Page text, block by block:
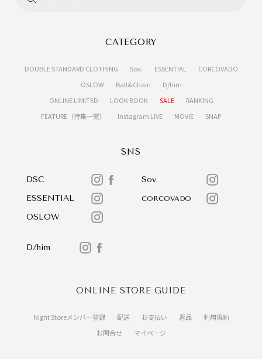
CATEGORY
DOUBLE STANDARD CLOTHING Sov. ESSENTIAL
CORCOVADO
OSLOW
Ball&Chain
D/him
ONLINE LIMITED
LOOK BOOK SALE
RANKING
FEATURE（特集一覧）
Instagram LIVE MOVIE SNAP
SNS
DSC
Sov.
ESSENTIAL
CORCOVADO
OSLOW
D/him
ONLINE STORE GUIDE
Night Storeメンバー登録 配送 お支払い 返品
利用規約
お問合せ
マイページ